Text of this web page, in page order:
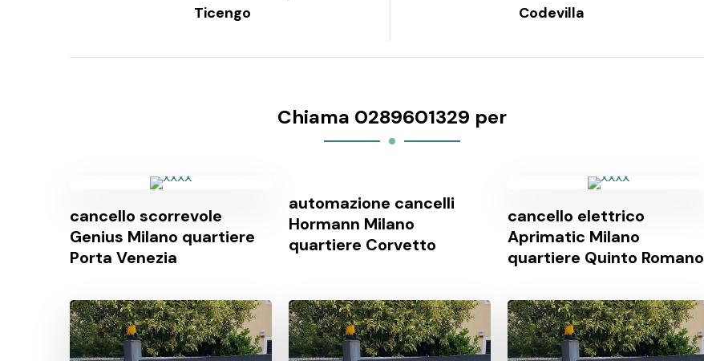
Ticengo
Codevilla
Chiama 0289601329 per
cancello scorrevole
Genius Milano quartiere
Porta Venezia
automazione cancelli
Hormann Milano
quartiere Corvetto
cancello elettrico
Aprimatic Milano
quartiere Quinto Romano